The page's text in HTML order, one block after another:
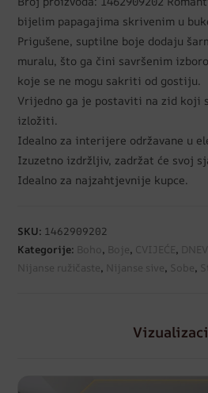
bijelim papagajima skrivenim u
Prigušene, suptilne boje dodaju
muralu, što ga čini savršenim
koje se ne mogu sakriti od gostiju.
Vrijedno ga je postaviti na zid koji
izložiti.
Idealno za interijere održavane u
Izuzetno izdržljiv, zadržat će svoj
Idealno za najzahtjevnije kupce.
SKU: 1462909202
Kategorije: Boho , Boje, CVIJEĆE,
Nijanse ružičaste, Nijanse sive, Sobe,